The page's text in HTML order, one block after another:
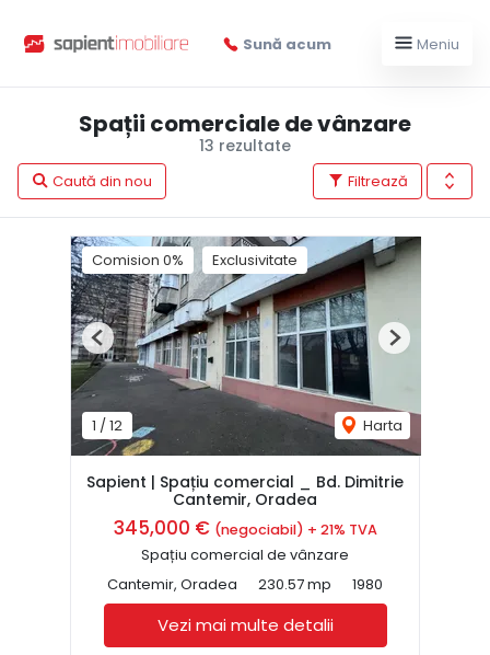
Sună acum Meniu
13 rezultate
Spații comerciale de vânzare
Filtrează
Caută din nou
Comision 0% Exclusivitate
1 /12 Harta
Previous Next
Sapient | Spațiu comercial _ Bd. Dimitrie
Cantemir, Oradea
345,000 € (negociabil) + 21% TVA
Spațiu comercial de vânzare
Cantemir, Oradea
230.57 mp 1980
Vezi mai multe detalii